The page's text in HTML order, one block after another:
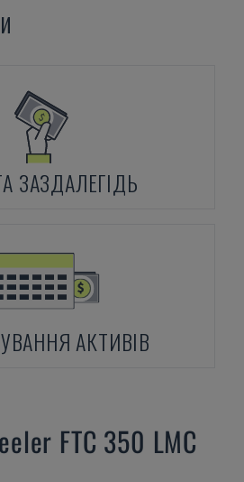
ЗАЗДАЛЕГІДЬ
АКТИВІВ
FTC 350 LMC